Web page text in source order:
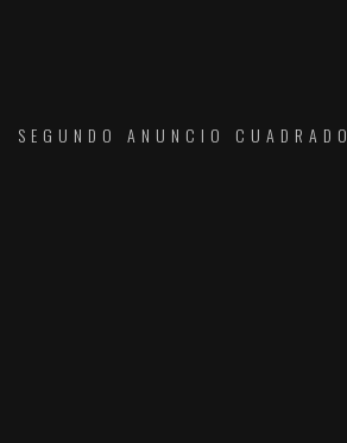
SEGUNDO ANUNCIO CUADRADO